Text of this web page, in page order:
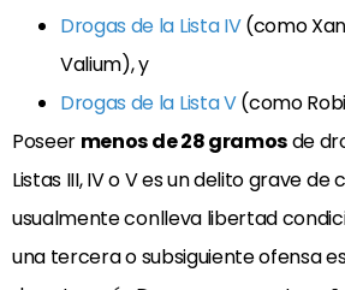
Drogas de la Lista IV(como
Valium), y
Drogas de la Lista V(como
Poseer menos de 28 gramosde
Listas III, IV o V es un delito grave de
usualmente conlleva libertad
una tercera o subsiguiente ofensa